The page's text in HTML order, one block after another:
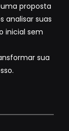
proposta
analisar suas
inicial sem
sua